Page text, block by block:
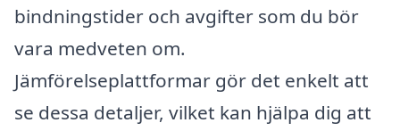
bindningstider och avgifter som du bör
vara medveten om.
Jämförelseplattformar gör det enkelt att
se dessa detaljer, vilket kan hjälpa dig att